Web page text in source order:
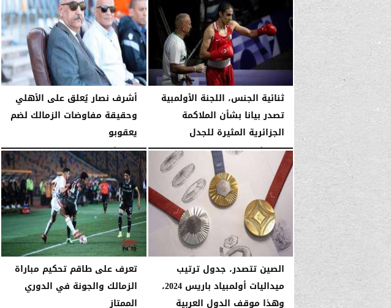
ثنائية الجنس، اللجنة الأولمبية
تصدر بيانا بشأن الملاكمة
الجزائرية المثيرة للجدل
الجمعة، 2 أغسطس 2024 01:47 صـ
أشرف نصار يُعلق على الأهلي
وحقيقة مفاوضات الزمالك لضم
يعقوبو
الجمعة، 2 أغسطس 2024 01:46 صـ
الصين تتصدر، جدول ترتيب
ميداليات أولمبياد باريس 2024،
وهذا موقف الدول العربية
تعرف على طاقم تحكيم مباراة
الزمالك والجونة في الدوري
الممتاز